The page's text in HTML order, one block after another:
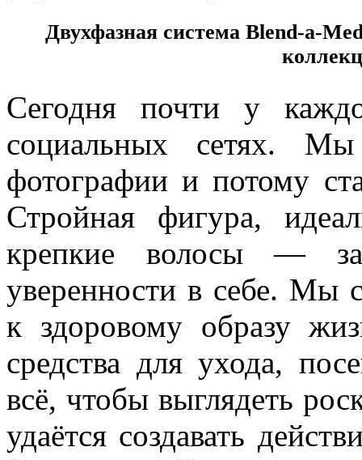
Двухфазная система Blend-a-
Сегодня почти у
социальных сетях.
фотографии и потому
Стройная фигура,
крепкие волосы —
уверенности в себе. Мы
к здоровому образу
средства для ухода,
всё, чтобы выглядеть
удаётся создавать